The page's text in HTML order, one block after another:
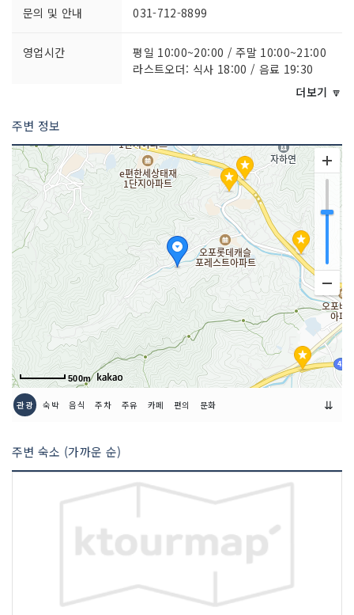
문의 및 안내 031-712-8899
영업시간
평일 10:00~20:00 / 주말 10:00~21:00
라스트오더: 식사 18:00 / 음료 19:30
쉬는날 매주 수요일
취급 메뉴
에스프레소, 밀크쉐이크, 달고나라떼, 유
자청귤에이드, 아메리칸 브런치, 크로플
플레이트 등
인허가번호 20190388002
더보기 🔽
주변 정보
500m
관광 숙박 음식 주차 주유 카페 편의 문화 ⇊
주변 숙소 (가까운 순)